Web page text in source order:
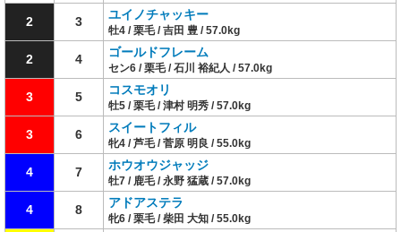
2 3 ユイノチャッキー
牡4 / 栗毛 / 吉田 豊 / 57.0kg
2 4 ゴールドフレーム
セン6 / 栗毛 / 石川 裕紀人 / 57.0kg
3 5 コスモオリ
牡5 / 栗毛 / 津村 明秀 / 57.0kg
3 6 スイートフィル
牝4 / 芦毛 / 菅原 明良 / 55.0kg
4 7 ホウオウジャッジ
牡7 / 鹿毛 / 永野 猛蔵 / 57.0kg
4 8 アドアステラ
牝6 / 栗毛 / 柴田 大知 / 55.0kg